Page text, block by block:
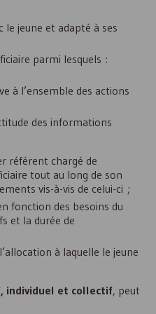
le jeune et adapté à ses
parmi lesquels :
à l’ensemble des actions
des informations
référent chargé de
tout au long de son
vis-à-vis de celui-ci ;
fonction des besoins du
et la durée de
à laquelle le jeune
individuel et collectif, peut